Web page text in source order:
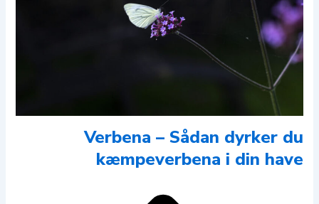
Verbena – Sådan dyrker du
kæmpeverbena i din have